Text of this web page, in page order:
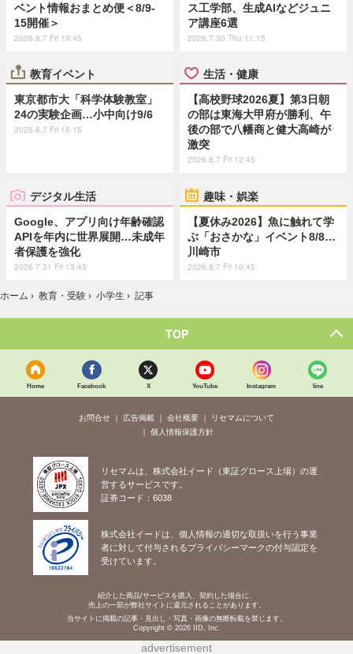
ベント情報おまとめ便＜8/9-
15開催＞
2026.8.7 Fri 19:45
ス工学部、生成AIなどジュニ
ア講座6選
2026.7.30 Thu 11:15
教育イベント
東京都市大「科学体験教室」
24の実験企画…小中向け9/6
2026.8.7 Fri 18:15
生活・健康
【高校野球2026夏】第3日朝
の部は東海大甲府が勝利、午
後の部で八幡商と健大高崎が
激突
2026.8.7 Fri 12:45
デジタル生活
Google、アプリ向け年齢確認
APIを年内に世界展開…未成年
者保護を強化
2026.7.31 Fri 13:45
趣味・娯楽
【夏休み2026】魚に触れて学
ぶ「おさかな」イベント8/8…
川崎市
2026.8.7 Fri 10:45
ホーム › 教育・受験 › 小学生 › 記事
TOP
Home Facebook X YouTube Instagram line
お問合せ 広告掲載 会社概要
リセマムについて
個人情報保護方針
リセマムは、株式会社イード（東証グロース上場）の運
営するサービスです。
証券コード：6038
株式会社イードは、個人情報の適切な取扱いを行う事業
者に対して付与されるプライバシーマークの付与認定を
受けています。
紹介した商品/サービスを購入、契約した場合に、
売上の一部が弊社サイトに還元されることがあります。
当サイトに掲載の記事・見出し・写真・画像の無断転載を禁じます。
Copyright © 2026 IID, Inc.
advertisement